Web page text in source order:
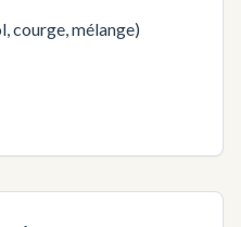
courge, mélange)